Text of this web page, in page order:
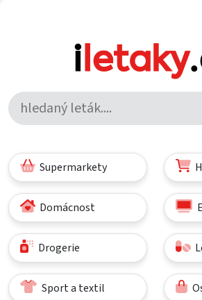
Supermarkety
Domácnost
Drogerie
Sport a textil